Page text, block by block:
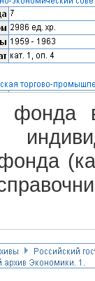
фонда